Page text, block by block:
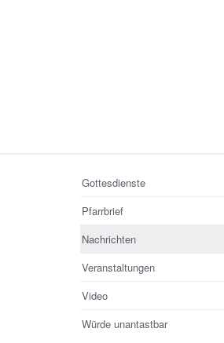
Gottesdienste
Pfarrbrief
Nachrichten
Veranstaltungen
Video
Würde unantastbar